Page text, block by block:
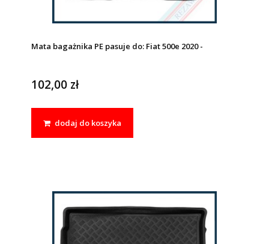
Mata bagażnika PE pasuje do: Fiat 500e 2020 -
102,00 zł
dodaj do koszyka